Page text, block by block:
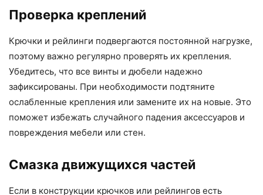
Проверка креплений
Крючки и рейлинги подвергаются постоянной нагрузке,
поэтому важно регулярно проверять их крепления.
Убедитесь, что все винты и дюбели надежно
зафиксированы. При необходимости подтяните
ослабленные крепления или замените их на новые. Это
поможет избежать случайного падения аксессуаров и
повреждения мебели или стен.
Смазка движущихся частей
Если в конструкции крючков или рейлингов есть